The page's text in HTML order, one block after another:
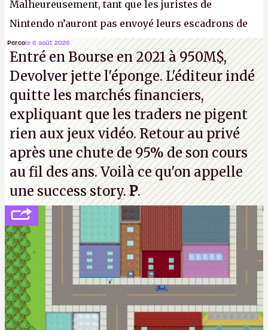
Malheureusement, tant que les juristes de
Nintendo n’auront pas envoyé leurs escadrons de
la mort judiciaires pour distribuer du copyright
strike à tour de bras, l'Oncle Sam continuera
d'étaler sa confiture intellectuelle sur vos
souvenirs d'enfance.P.
Percole 6 août 2026
Entré en Bourse en 2021 à 950M$,
Devolver jette l'éponge. L'éditeur indé
quitte les marchés financiers,
expliquant que les traders ne pigent
rien aux jeux vidéo. Retour au privé
après une chute de 95% de son cours
au fil des ans. Voilà ce qu'on appelle
une success story.P.